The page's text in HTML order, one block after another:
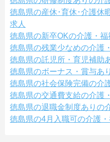
徳島県の産休･育休･介護休
求人
徳島県の新卒OKの介護・福
徳島県の残業少なめの介護
徳島県の託児所・育児補助
徳島県のボーナス・賞与あ
徳島県の社会保険完備の介
徳島県の交通費支給の介護
徳島県の退職金制度ありの
徳島県の4月入職可の介護・